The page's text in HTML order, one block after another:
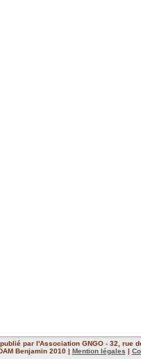
par l'Association GNGO - 32, rue
Benjamin 2010 | Mention légales |